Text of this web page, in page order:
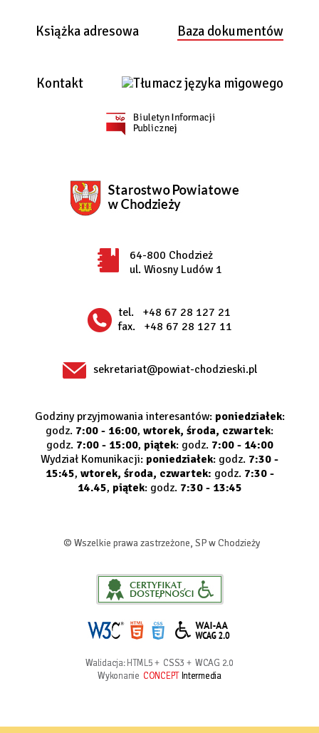
Książka adresowa Baza dokumentów
Kontakt
64-800 Chodzież
ul. Wiosny Ludów 1
tel.
+48 67 28 127 21
fax.
+48 67 28 127 11
sekretariat@powiat-chodzieski.pl
Godziny przyjmowania interesantów: poniedziałek:
godz. 7:00 - 16:00, wtorek, środa, czwartek:
godz. 7:00 - 15:00, piątek: godz. 7:00 - 14:00
Wydział Komunikacji: poniedziałek: godz. 7:30 -
15:45, wtorek, środa, czwartek: godz. 7:30 -
14.45, piątek: godz. 7:30 - 13:45
© Wszelkie prawa zastrzeżone, SP w Chodzieży
Walidacja: HTML5+ CSS3 +WCAG 2.0
Wykonanie CONCEPTIntermedia